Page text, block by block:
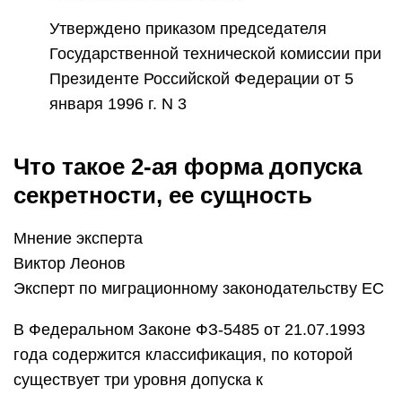
Утверждено приказом председателя
Государственной технической комиссии при
Президенте Российской Федерации от 5
января 1996 г. N 3
Что такое 2-ая форма допуска
секретности, ее сущность
Мнение эксперта
Виктор Леонов
Эксперт по миграционному законодательству ЕС
В Федеральном Законе ФЗ-5485 от 21.07.1993
года содержится классификация, по которой
существует три уровня допуска к